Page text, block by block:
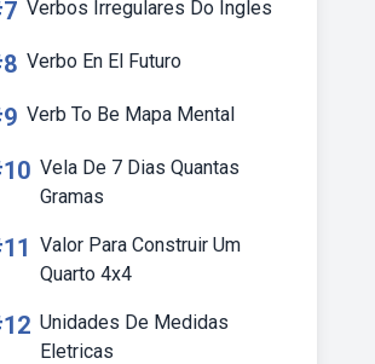
Verbos Irregulares Do Ingles
Verbo En El Futuro
Verb To Be Mapa Mental
Vela De 7 Dias Quantas
Gramas
Valor Para Construir Um
Quarto 4x4
Unidades De Medidas
Eletricas